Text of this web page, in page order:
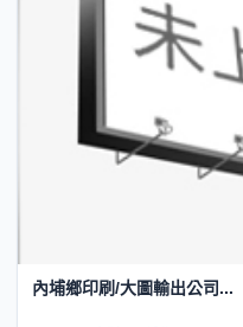
內埔鄉印刷/大圖輸出公司...